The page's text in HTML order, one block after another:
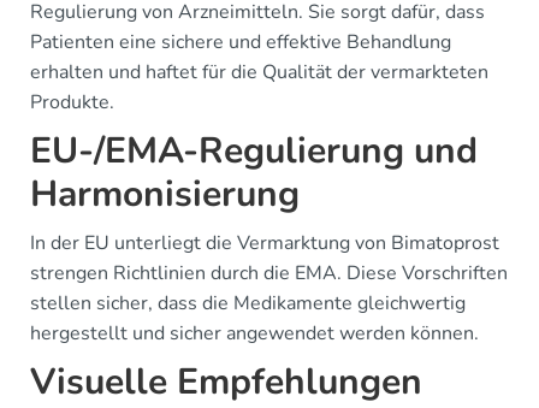
Regulierung von Arzneimitteln. Sie sorgt dafür, dass
Patienten eine sichere und effektive Behandlung
erhalten und haftet für die Qualität der vermarkteten
Produkte.
EU-/EMA-Regulierung und
Harmonisierung
In der EU unterliegt die Vermarktung von Bimatoprost
strengen Richtlinien durch die EMA. Diese Vorschriften
stellen sicher, dass die Medikamente gleichwertig
hergestellt und sicher angewendet werden können.
Visuelle Empfehlungen